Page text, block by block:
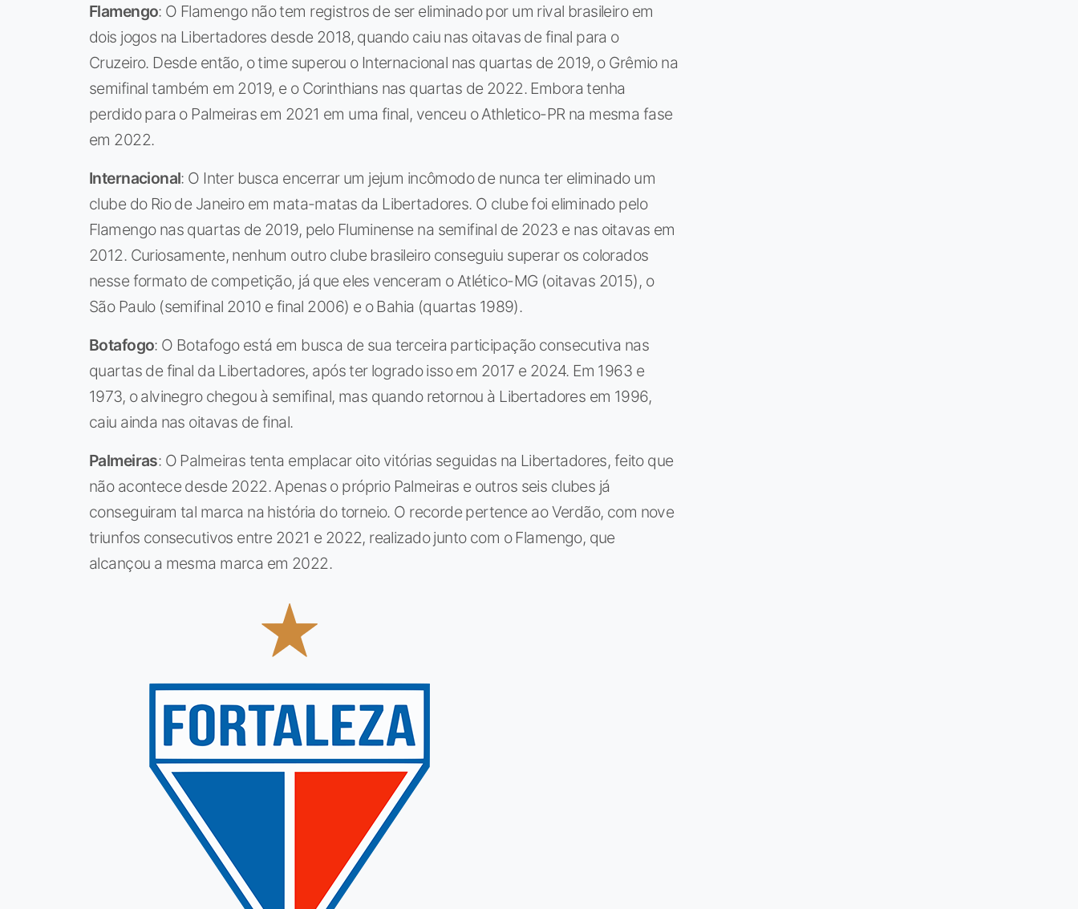
Flamengo: O Flamengo não tem registros de ser eliminado por um rival brasileiro em
dois jogos na Libertadores desde 2018, quando caiu nas oitavas de final para o
Cruzeiro. Desde então, o time superou o Internacional nas quartas de 2019, o Grêmio na
semifinal também em 2019, e o Corinthians nas quartas de 2022. Embora tenha
perdido para o Palmeiras em 2021 em uma final, venceu o Athletico-PR na mesma fase
em 2022.
Internacional: O Inter busca encerrar um jejum incômodo de nunca ter eliminado um
clube do Rio de Janeiro em mata-matas da Libertadores. O clube foi eliminado pelo
Flamengo nas quartas de 2019, pelo Fluminense na semifinal de 2023 e nas oitavas em
2012. Curiosamente, nenhum outro clube brasileiro conseguiu superar os colorados
nesse formato de competição, já que eles venceram o Atlético-MG (oitavas 2015), o
São Paulo (semifinal 2010 e final 2006) e o Bahia (quartas 1989).
Botafogo: O Botafogo está em busca de sua terceira participação consecutiva nas
quartas de final da Libertadores, após ter logrado isso em 2017 e 2024. Em 1963 e
1973, o alvinegro chegou à semifinal, mas quando retornou à Libertadores em 1996,
caiu ainda nas oitavas de final.
Palmeiras: O Palmeiras tenta emplacar oito vitórias seguidas na Libertadores, feito que
não acontece desde 2022. Apenas o próprio Palmeiras e outros seis clubes já
conseguiram tal marca na história do torneio. O recorde pertence ao Verdão, com nove
triunfos consecutivos entre 2021 e 2022, realizado junto com o Flamengo, que
alcançou a mesma marca em 2022.